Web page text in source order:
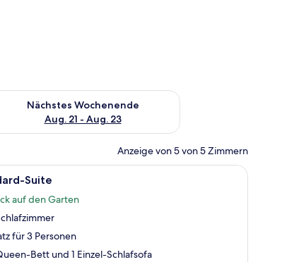
Aug. 14 - Aug. 16.
Nächstes Wochenende
Aug. 21 - Aug. 23
die Verfügbarkeit für nächstes Wochenende, Aug.
Anzeige von 5 von 5 Zimmern
und einer großen Wandmalerei zum Thema Wald.
Ein modernes Hotelzimmer mit einem
Suite
auf den Garten
für 3 Personen
Bett und 1 Einzel-Schlafsofa